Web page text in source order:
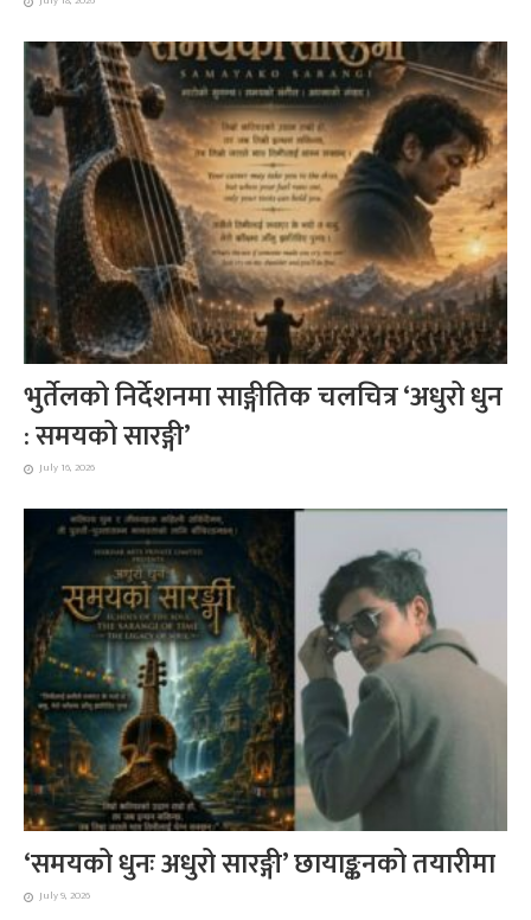
भुर्तेलको निर्देशनमा साङ्गीतिक चलचित्र ‘अधुरो धुन
: समयको सारङ्गी’
July 16, 2026
‘समयको धुनः अधुरो सारङ्गी’ छायाङ्कनको तयारीमा
July 9, 2026